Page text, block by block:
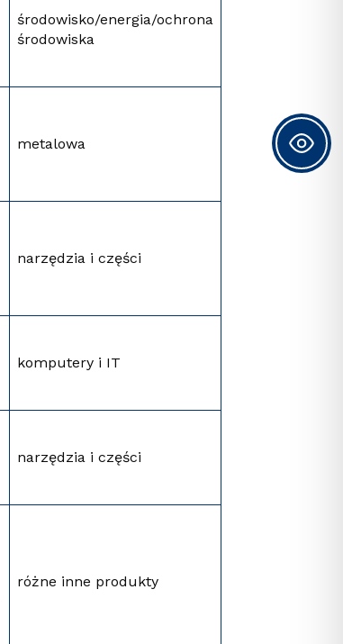
środowisko/energia/ochrona
środowiska
metalowa
narzędzia i części
komputery i IT
narzędzia i części
różne inne produkty